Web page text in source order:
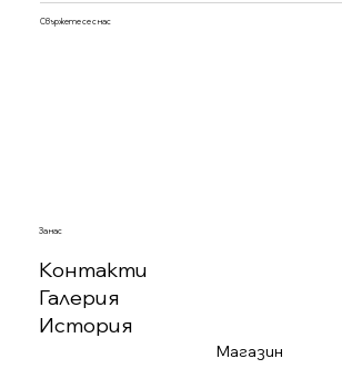
Свържете се с нас
За нас
Контакти
Галерия
История
Магазин